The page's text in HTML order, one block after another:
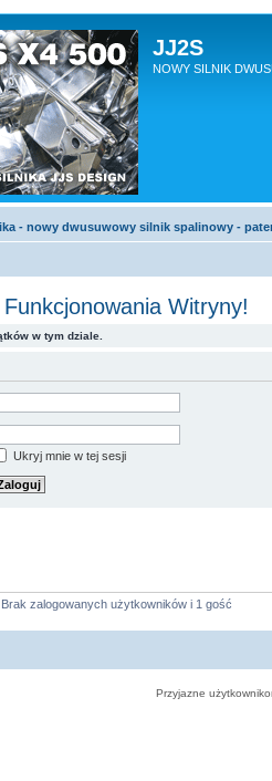
JJ2S
NOWY SILNIK
- nowy dwusuwowy silnik spalinowy -
Witryny!
w tym dziale.
Ukryj mnie w tej sesji
zalogowanych użytkowników i 1 gość
Przyjazne